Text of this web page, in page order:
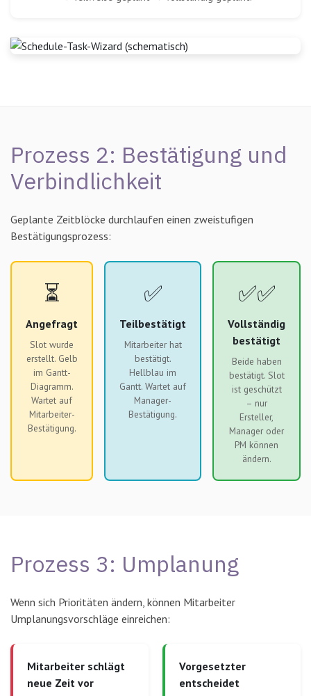
Prozess 2: Bestätigung und
Verbindlichkeit
Geplante Zeitblöcke durchlaufen einen zweistufigen
Bestätigungsprozess:
⏳
Angefragt
Slot wurde
erstellt. Gelb
im Gantt-
Diagramm.
Wartet auf
Mitarbeiter-
Bestätigung.
✅
Teilbestätigt
Mitarbeiter hat
bestätigt.
Hellblau im
Gantt. Wartet auf
Manager-
Bestätigung.
✅✅
Vollständig
bestätigt
Beide haben
bestätigt. Slot
ist geschützt
– nur
Ersteller,
Manager oder
PM können
ändern.
Prozess 3: Umplanung
Wenn sich Prioritäten ändern, können Mitarbeiter
Umplanungsvorschläge einreichen:
Mitarbeiter schlägt
neue Zeit vor
Vorgesetzter
entscheidet